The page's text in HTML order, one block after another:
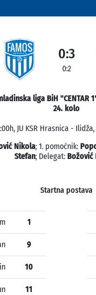
0:3
0:2
liga BiH "CENTAR
24. kolo
JU KSR Hrasnica -
Nikola; 1. pomoćnik:
Stefan; Delegat: Božović
Startna postava
1
9
10
11